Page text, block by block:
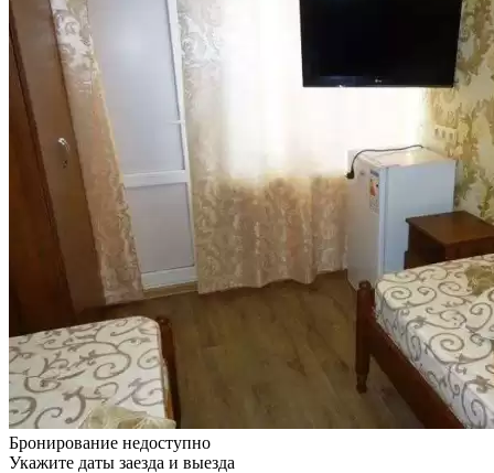
Бронирование недоступно
Укажите даты заезда и выезда